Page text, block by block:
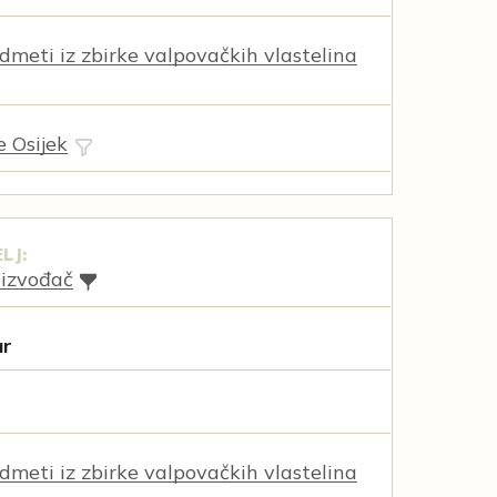
iz zbirke valpovačkih vlastelina
Osijek
iz zbirke valpovačkih vlastelina